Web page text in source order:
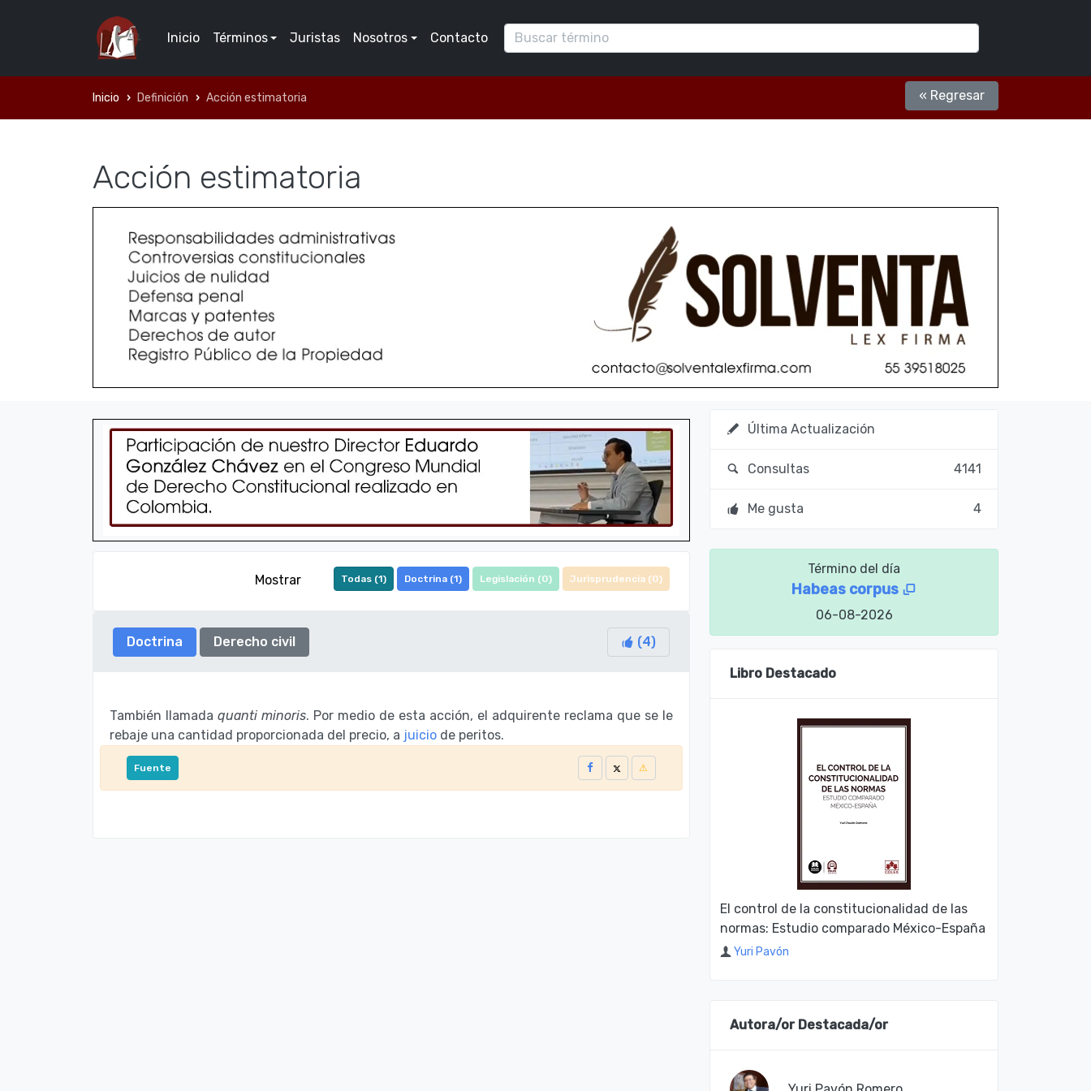
Inicio Términos Juristas Nosotros Contacto
Inicio Definición Acción estimatoria « Regresar
Acción estimatoria
Mostrar Todas (1) Doctrina (1) Legislación (0) Jurisprudencia (0)
Doctrina Derecho civil (4)
También llamada quanti minoris. Por medio de esta acción, el adquirente reclama que se le
rebaje una cantidad proporcionada del precio, a juicio de peritos.
Fuente
Última Actualización
Consultas 4141
Me gusta 4
Término del día
Habeas corpus
06-08-2026
Libro Destacado
El control de la constitucionalidad de las
normas: Estudio comparado México-España
Yuri Pavón
Autora/or Destacada/or